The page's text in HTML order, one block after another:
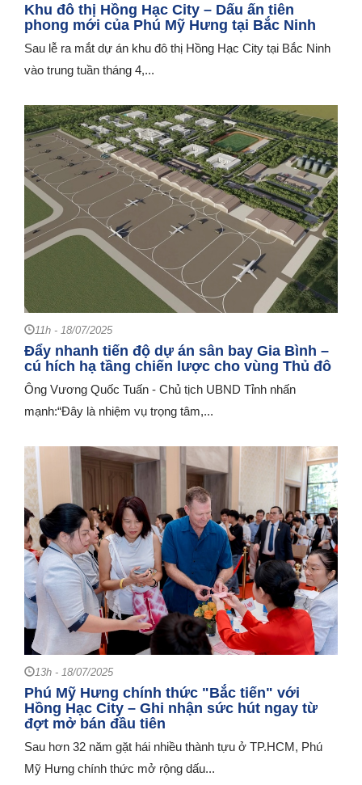
Khu đô thị Hồng Hạc City – Dấu ấn tiên
phong mới của Phú Mỹ Hưng tại Bắc Ninh
Sau lễ ra mắt dự án khu đô thị Hồng Hạc City tại Bắc Ninh
vào trung tuần tháng 4,...
11h - 18/07/2025
Đẩy nhanh tiến độ dự án sân bay Gia Bình –
cú hích hạ tầng chiến lược cho vùng Thủ đô
Ông Vương Quốc Tuấn - Chủ tịch UBND Tỉnh nhấn
mạnh:“Đây là nhiệm vụ trọng tâm,...
13h - 18/07/2025
Phú Mỹ Hưng chính thức "Bắc tiến" với
Hồng Hạc City – Ghi nhận sức hút ngay từ
đợt mở bán đầu tiên
Sau hơn 32 năm gặt hái nhiều thành tựu ở TP.HCM, Phú
Mỹ Hưng chính thức mở rộng dấu...